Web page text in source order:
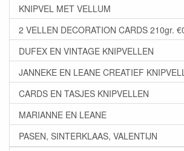
KNIPVEL MET VELLUM
2 VELLEN DECORATION CARDS 210gr.
DUFEX EN VINTAGE KNIPVELLEN
JANNEKE EN LEANE CREATIEF
CARDS EN TASJES KNIPVELLEN
MARIANNE EN LEANE
PASEN, SINTERKLAAS, VALENTIJN